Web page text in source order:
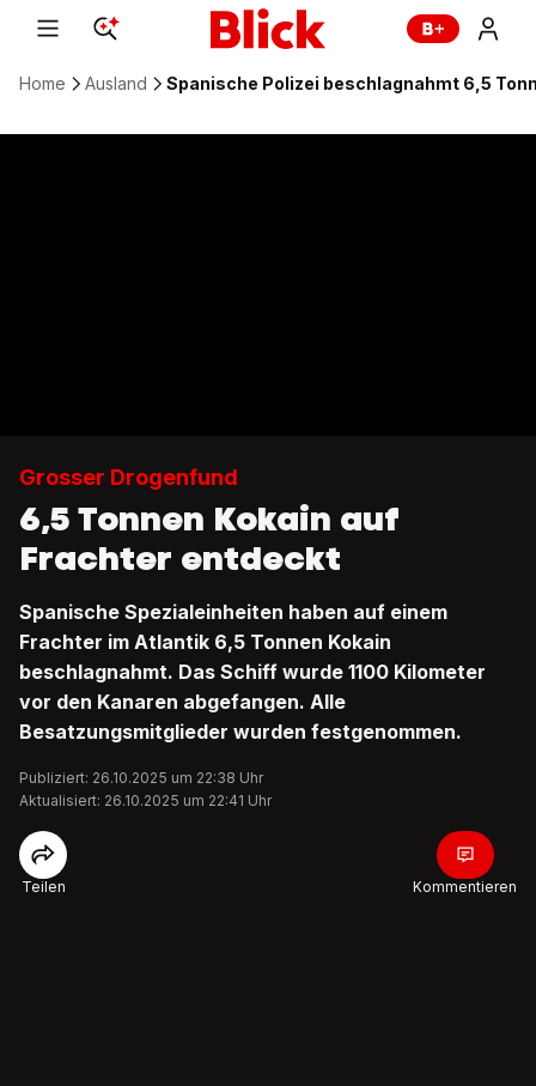
Home Ausland Spanische Polizei beschlagnahmt 6,5
Grosser Drogenfund
6,5 Tonnen Kokain auf
Frachter entdeckt
Spanische Spezialeinheiten haben auf einem
Frachter im Atlantik 6,5 Tonnen Kokain
beschlagnahmt. Das Schiff wurde 1100 Kilometer
vor den Kanaren abgefangen. Alle
Besatzungsmitglieder wurden festgenommen.
Publiziert: 26.10.2025 um 22:38 Uhr
Aktualisiert: 26.10.2025 um 22:41 Uhr
Teilen Kommentieren